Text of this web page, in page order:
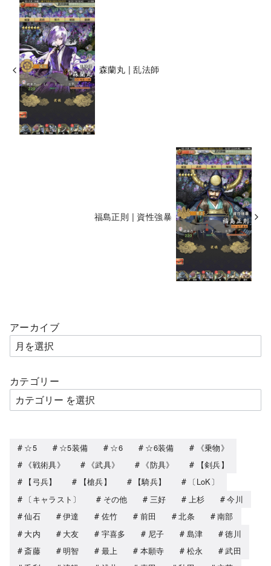
森蘭丸 | 乱法師
福島正則 | 資性強暴
アーカイブ
カテゴリー
☆5 ☆5装備 ☆6 ☆6装備
《乗物》
《戦術具》
《武具》 《防具》
【剣兵】
【弓兵】
【槍兵】 【騎兵】
〔LoK〕
〔キャラスト〕
その他 三好 上杉
今川
仙石
伊達 佐竹 前田 北条
南部
大内
大友 宇喜多 尼子 島津
徳川
斎藤
明智 最上 本願寺 松永
武田